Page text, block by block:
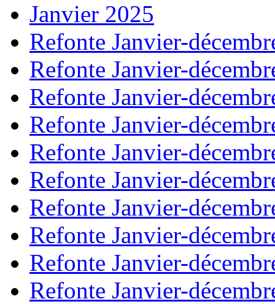
Janvier 2025
Refonte Janvier-
Refonte Janvier-
Refonte Janvier-
Refonte Janvier-
Refonte Janvier-
Refonte Janvier-
Refonte Janvier-
Refonte Janvier-
Refonte Janvier-
Refonte Janvier-